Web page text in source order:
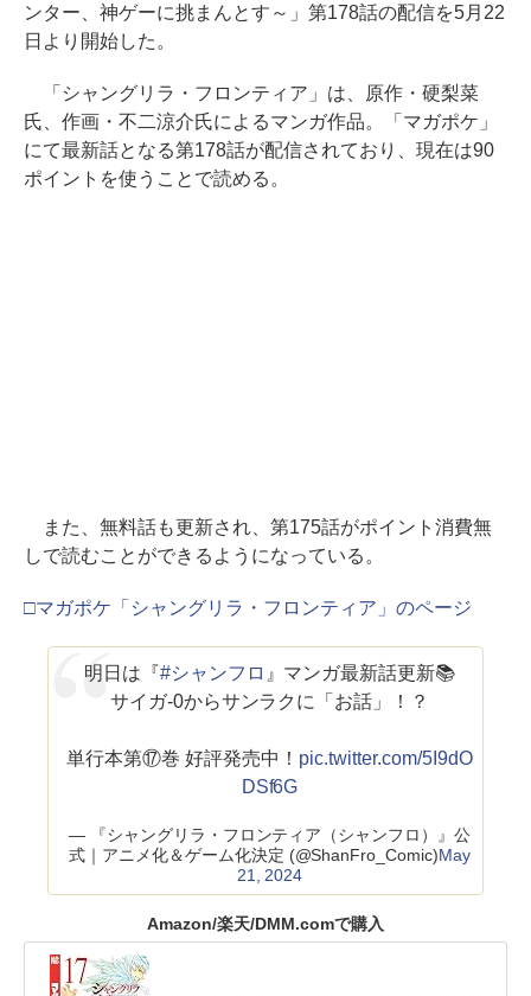
ンター、神ゲーに挑まんとす～」第178話の配信を5月22
日より開始した。
「シャングリラ・フロンティア」は、原作・硬梨菜
氏、作画・不二涼介氏によるマンガ作品。「マガポケ」
にて最新話となる第178話が配信されており、現在は90
ポイントを使うことで読める。
また、無料話も更新され、第175話がポイント消費無
しで読むことができるようになっている。
□マガポケ「シャングリラ・フロンティア」のページ
明日は『#シャンフロ 』マンガ最新話更新📚
サイガ-0からサンラクに「お話」！？
単行本第⑰巻 好評発売中！ pic.twitter.com/5I9dO
DSf6G
— 『シャングリラ・フロンティア（シャンフロ）』公
式｜アニメ化＆ゲーム化決定 (@ShanFro_Comic)May
21, 2024
Amazon/楽天/DMM.comで購入